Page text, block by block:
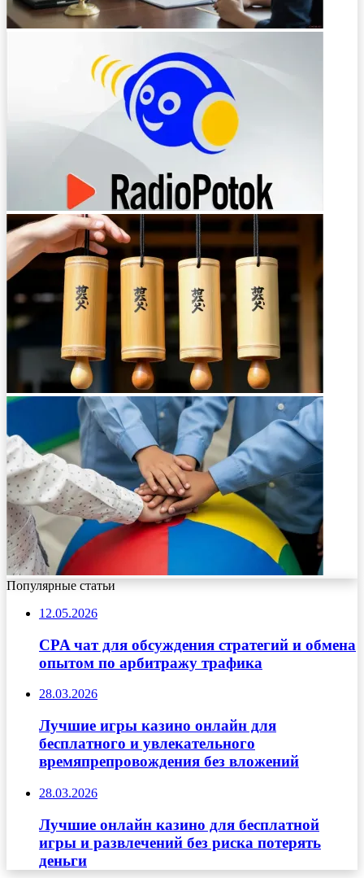
Популярные статьи
12.05.2026
CPA чат для обсуждения стратегий и обмена
опытом по арбитражу трафика
28.03.2026
Лучшие игры казино онлайн для
бесплатного и увлекательного
времяпрепровождения без вложений
28.03.2026
Лучшие онлайн казино для бесплатной
игры и развлечений без риска потерять
деньги